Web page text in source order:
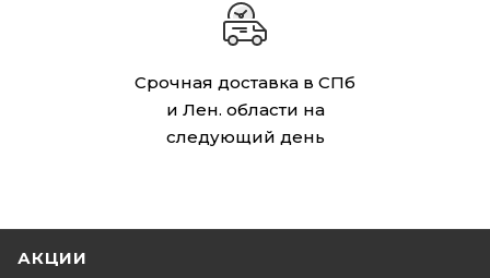
Срочная доставка в СПб
и Лен. области на
следующий день
АКЦИИ